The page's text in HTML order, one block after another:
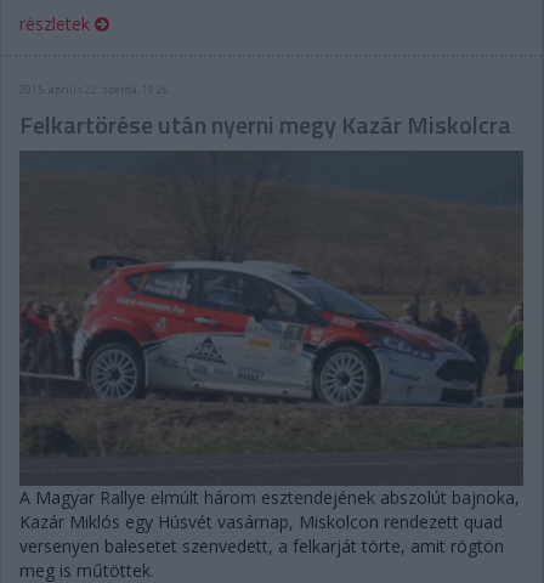
részletek
2015. április 22. szerda, 19:26
Felkartörése után nyerni megy Kazár Miskolcra
A Magyar Rallye elmúlt három esztendejének abszolút bajnoka,
Kazár Miklós egy Húsvét vasárnap, Miskolcon rendezett quad
versenyen balesetet szenvedett, a felkarját törte, amit rögtön
meg is műtöttek.